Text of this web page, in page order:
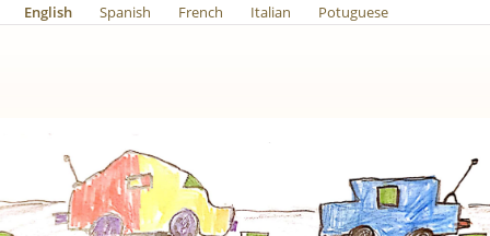
English Spanish French Italian Potuguese